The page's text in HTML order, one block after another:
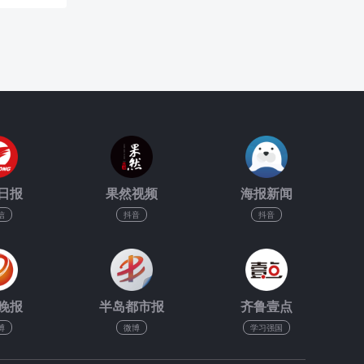
报 果然视频
抖音
海报新闻
抖音
报 半岛都市报
微博
齐鲁壹点
学习强国